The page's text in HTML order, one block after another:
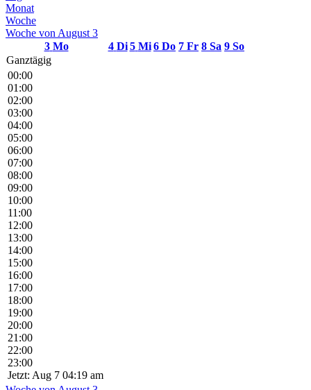
Monat
Woche
Woche von August 3
3 Mo 4 Di 5 Mi 6 Do 7 Fr 8 Sa 9 So
Ganztägig
00:00
01:00
02:00
03:00
04:00
05:00
06:00
07:00
08:00
09:00
10:00
11:00
12:00
13:00
14:00
15:00
16:00
17:00
18:00
19:00
20:00
21:00
22:00
23:00
Jetzt: Aug 7 04:19 am